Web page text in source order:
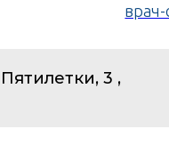
врач-
3 ,